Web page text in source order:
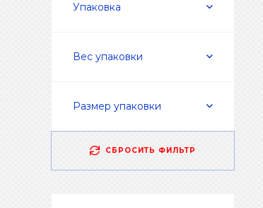
Упаковка
Вес упаковки
Размер упаковки
СБРОСИТЬ ФИЛЬТР